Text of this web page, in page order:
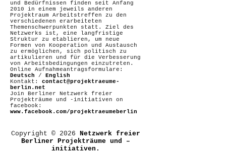
und Bedürfnissen finden seit Anfang
2010 in einem jeweils anderen
Projektraum Arbeitstreffen zu den
verschiedenen erarbeiteten
Themenschwerpunkten statt. Ziel des
Netzwerks ist, eine langfristige
Struktur zu etablieren, um neue
Formen von Kooperation und Austausch
zu ermöglichen, sich politisch zu
artikulieren und für die Verbesserung
von Arbeitsbedingungen einzutreten.
Online Aufnahmeantragsformulare:
Deutsch / English
Kontakt: contact@projektraeume-
berlin.net
Join Berliner Netzwerk freier
Projekträume und -initiativen on
facebook:
www.facebook.com/projektraeumeberlin
Copyright © 2026 Netzwerk freier
Berliner Projekträume und –
initiativen.